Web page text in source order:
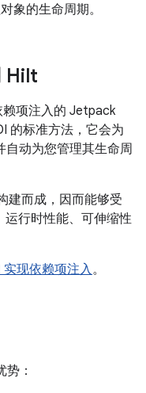
象的生命周期。
Hilt
项注入的 Jetpack
的标准方法，它会为
自动为您管理其生命周
建而成，因而能够受
行时性能、可伸缩性
现依赖项注入。
：